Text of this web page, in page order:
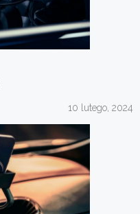
10 lutego, 2024